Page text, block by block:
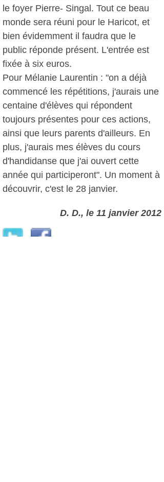
le foyer Pierre- Singal. Tout ce beau
monde sera réuni pour le Haricot, et
bien évidemment il faudra que le
public réponde présent. L'entrée est
fixée à six euros.
Pour Mélanie Laurentin : "on a déjà
commencé les répétitions, j'aurais une
centaine d'élèves qui répondent
toujours présentes pour ces actions,
ainsi que leurs parents d'ailleurs. En
plus, j'aurais mes élèves du cours
d'handidanse que j'ai ouvert cette
année qui participeront". Un moment à
découvrir, c'est le 28 janvier.
D. D., le 11 janvier 2012